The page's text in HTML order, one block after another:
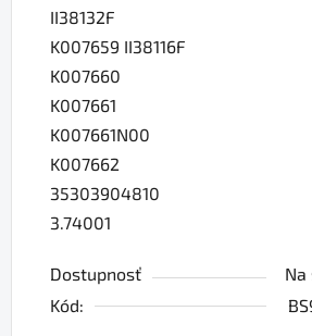
II38132F
K007659 II38116F
K007660
K007661
K007661N00
K007662
35303904810
3.74001
Dostupnosť Na
Kód: